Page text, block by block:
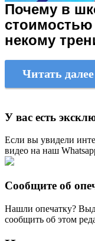
Почему в
некому
Читать далее
У вас есть
Если вы увидели
видео на наш
Сообщите об
Нашли опечатку?
сообщить об этом